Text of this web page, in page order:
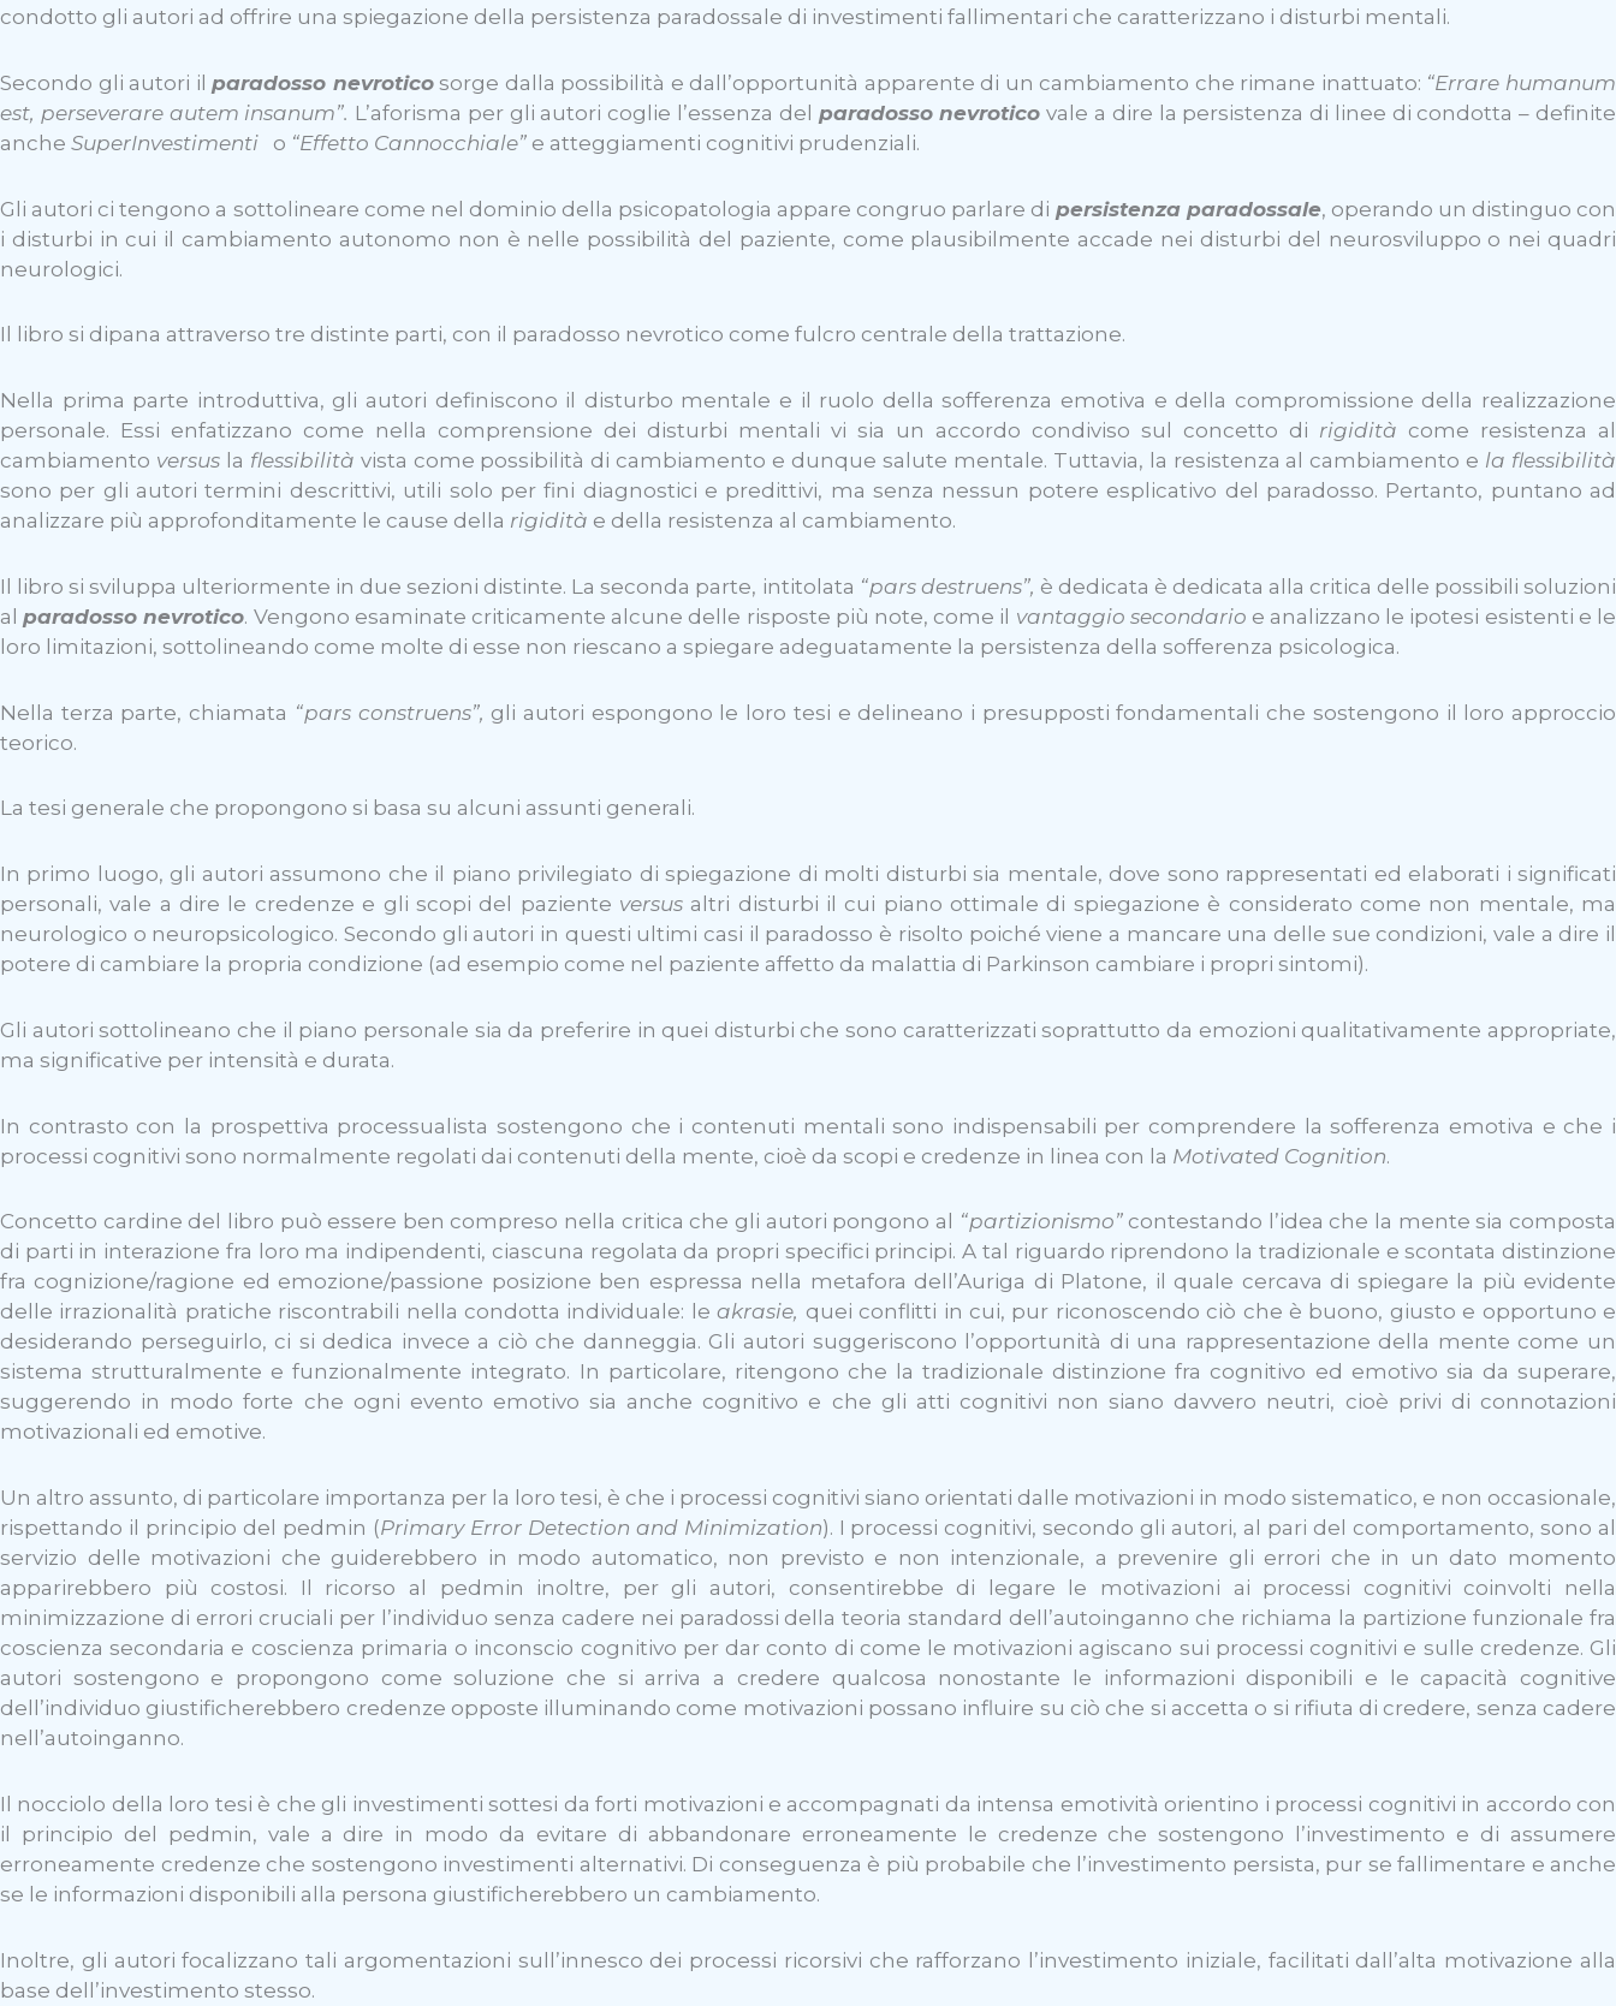
condotto gli autori ad offrire una spiegazione della persistenza paradossale di investimenti fallimentari che caratterizzano i disturbi mentali.
Secondo gli autori ilparadosso nevroticosorge dalla possibilità e dall’opportunità apparente di un cambiamento che rimane inattuato: “Errare humanum
est, perseverare autem insanum”. L’aforisma per gli autori coglie l’essenza del paradosso nevrotico vale a dire la persistenza di linee di condotta – definite
anche SuperInvestimenti o “Effetto Cannocchiale” e atteggiamenti cognitivi prudenziali.
Gli autori ci tengono a sottolineare come nel dominio della psicopatologia appare congruo parlare di persistenza paradossale, operando un distinguo con
i disturbi in cui il cambiamento autonomo non è nelle possibilità del paziente, come plausibilmente accade nei disturbi del neurosviluppo o nei quadri
neurologici.
Il libro si dipana attraverso tre distinte parti, con il paradosso nevrotico come fulcro centrale della trattazione.
Nella prima parte introduttiva, gli autori definiscono il disturbo mentale e il ruolo della sofferenza emotiva e della compromissione della realizzazione
personale. Essi enfatizzano come nella comprensione dei disturbi mentali vi sia un accordo condiviso sul concetto di rigidità come resistenza al
cambiamento versusla flessibilità vista come possibilità di cambiamento e dunque salute mentale. Tuttavia, la resistenza al cambiamento e la flessibilità
sono per gli autori termini descrittivi, utili solo per fini diagnostici e predittivi, ma senza nessun potere esplicativo del paradosso. Pertanto, puntano ad
analizzare più approfonditamente le cause della rigidità e della resistenza al cambiamento.
Il libro si sviluppa ulteriormente in due sezioni distinte. La seconda parte, intitolata “pars destruens”, è dedicata è dedicata alla critica delle possibili soluzioni
alparadosso nevrotico. Vengono esaminate criticamente alcune delle risposte più note, come il vantaggio secondario e analizzano le ipotesi esistenti e le
loro limitazioni, sottolineando come molte di esse non riescano a spiegare adeguatamente la persistenza della sofferenza psicologica.
Nella terza parte, chiamata “pars construens”, gli autori espongono le loro tesi e delineano i presupposti fondamentali che sostengono il loro approccio
teorico.
La tesi generale che propongono si basa su alcuni assunti generali.
In primo luogo, gli autori assumono che il piano privilegiato di spiegazione di molti disturbi sia mentale, dove sono rappresentati ed elaborati i significati
personali, vale a dire le credenze e gli scopi del paziente versusaltri disturbi il cui piano ottimale di spiegazione è considerato come non mentale, ma
neurologico o neuropsicologico. Secondo gli autori in questi ultimi casi il paradosso è risolto poiché viene a mancare una delle sue condizioni, vale a dire il
potere di cambiare la propria condizione (ad esempio come nel paziente affetto da malattia di Parkinson cambiare i propri sintomi).
Gli autori sottolineano che il piano personale sia da preferire in quei disturbi che sono caratterizzati soprattutto da emozioni qualitativamente appropriate,
ma significative per intensità e durata.
In contrasto con la prospettiva processualista sostengono che i contenuti mentali sono indispensabili per comprendere la sofferenza emotiva e che i
processi cognitivi sono normalmente regolati dai contenuti della mente, cioè da scopi e credenze in linea con la Motivated Cognition.
Concetto cardine del libro può essere ben compreso nella critica che gli autori pongono al “partizionismo” contestando l’idea che la mente sia composta
di parti in interazione fra loro ma indipendenti, ciascuna regolata da propri specifici principi. A tal riguardo riprendono la tradizionale e scontata distinzione
fra cognizione/ragione ed emozione/passione posizione ben espressa nella metafora dell’Auriga di Platone, il quale cercava di spiegare la più evidente
delle irrazionalità pratiche riscontrabili nella condotta individuale: leakrasie, quei conflitti in cui, pur riconoscendo ciò che è buono, giusto e opportuno e
desiderando perseguirlo, ci si dedica invece a ciò che danneggia. Gli autori suggeriscono l’opportunità di una rappresentazione della mente come un
sistema strutturalmente e funzionalmente integrato. In particolare, ritengono che la tradizionale distinzione fra cognitivo ed emotivo sia da superare,
suggerendo in modo forte che ogni evento emotivo sia anche cognitivo e che gli atti cognitivi non siano davvero neutri, cioè privi di connotazioni
motivazionali ed emotive.
Un altro assunto, di particolare importanza per la loro tesi, è che i processi cognitivi siano orientati dalle motivazioni in modo sistematico, e non occasionale,
rispettando il principio del pedmin (Primary Error Detection and Minimization). I processi cognitivi, secondo gli autori, al pari del comportamento, sono al
servizio delle motivazioni che guiderebbero in modo automatico, non previsto e non intenzionale, a prevenire gli errori che in un dato momento
apparirebbero più costosi. Il ricorso al pedmin inoltre, per gli autori, consentirebbe di legare le motivazioni ai processi cognitivi coinvolti nella
minimizzazione di errori cruciali per l’individuo senza cadere nei paradossi della teoria standard dell’autoinganno che richiama la partizione funzionale fra
coscienza secondaria e coscienza primaria o inconscio cognitivo per dar conto di come le motivazioni agiscano sui processi cognitivi e sulle credenze. Gli
autori sostengono e propongono come soluzione che si arriva a credere qualcosa nonostante le informazioni disponibili e le capacità cognitive
dell’individuo giustificherebbero credenze opposte illuminando come motivazioni possano influire su ciò che si accetta o si rifiuta di credere, senza cadere
nell’autoinganno.
Il nocciolo della loro tesi è che gli investimenti sottesi da forti motivazioni e accompagnati da intensa emotività orientino i processi cognitivi in accordo con
il principio del pedmin, vale a dire in modo da evitare di abbandonare erroneamente le credenze che sostengono l’investimento e di assumere
erroneamente credenze che sostengono investimenti alternativi. Di conseguenza è più probabile che l’investimento persista, pur se fallimentare e anche
se le informazioni disponibili alla persona giustificherebbero un cambiamento.
Inoltre, gli autori focalizzano tali argomentazioni sull’innesco dei processi ricorsivi che rafforzano l’investimento iniziale, facilitati dall’alta motivazione alla
base dell’investimento stesso.